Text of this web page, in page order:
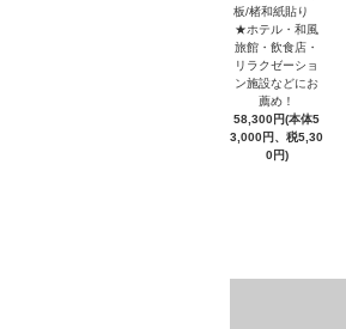
板/楮和紙貼り
★ホテル・和風
旅館・飲食店・
リラクゼーショ
ン施設などにお
薦め！
58,300円(本体5
3,000円、税5,30
0円)